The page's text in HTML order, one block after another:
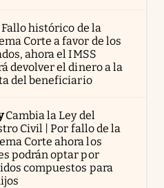
Fallo histórico de la
Corte a favor de los
ahora el IMSS
devolver el dinero a la
del beneficiario
Cambia la Ley del
Civil | Por fallo de la
Corte ahora los
podrán optar por
compuestos para